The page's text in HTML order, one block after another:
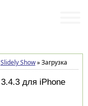
Slidely Show»Загрузка
3.4.3 для iPhone